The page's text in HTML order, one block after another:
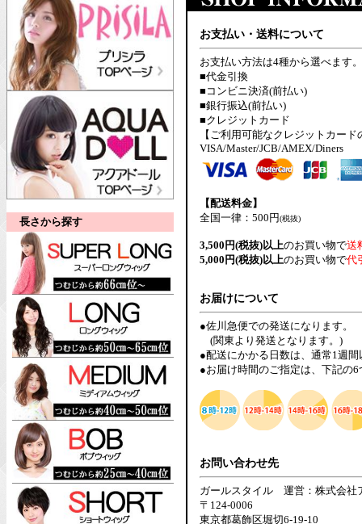
長さから探す
お支払い・送料について
お支払い方法は4種から選べます。
■代金引換
■コンビニ決済(前払い)
■銀行振込(前払い)
■クレジットカード
【ご利用可能なクレジットカード
VISA/Master/JCB/AMEX/Diners
【配送料金】
全国一律：500円(税抜)
3,500円(税抜)以上のお買い物で送
5,000円(税抜)以上のお買い物で代
お届けについて
●佐川急便での発送になります。
(関東より発送となります。)
●配送にかかる日数は、通常1週
●お届け時間のご指定は、下記の
お問い合わせ先
ガールスタイル 運営：株式会社
〒124-0006
東京都葛飾区堀切6-19-10